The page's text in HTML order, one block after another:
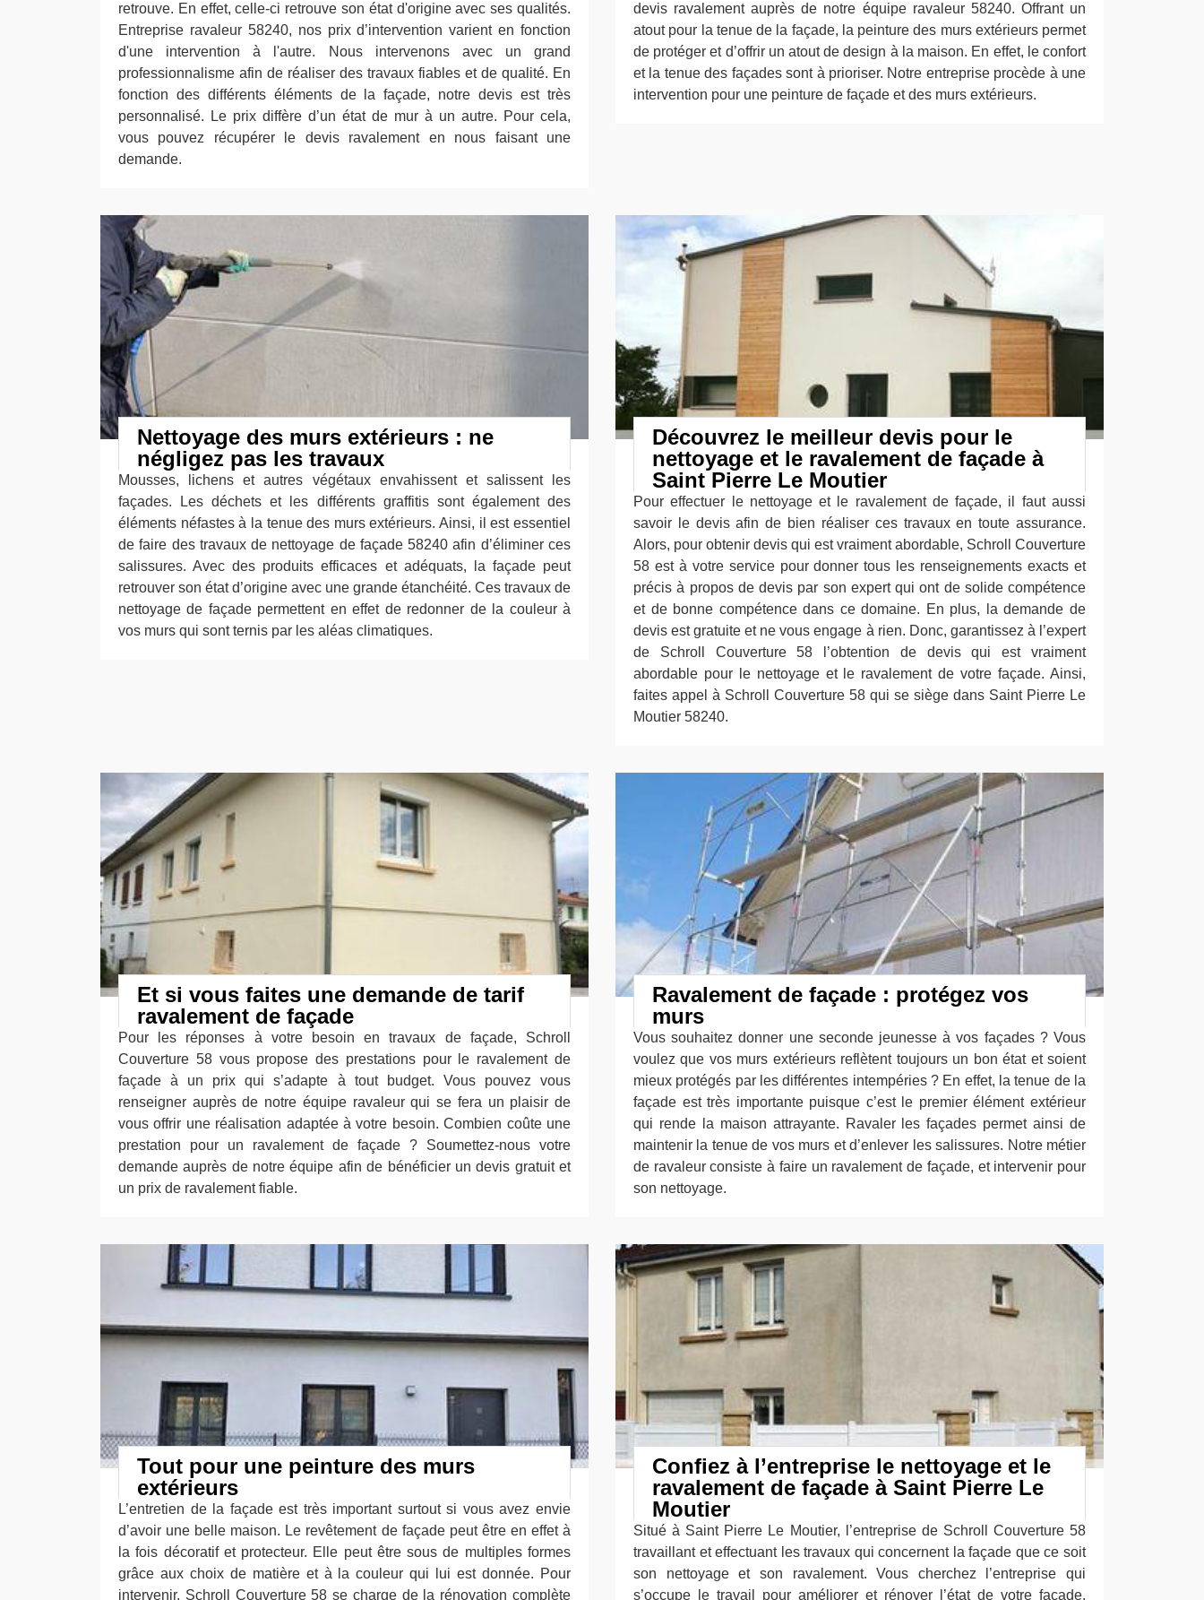
retrouve. En effet, celle-ci retrouve son état d'origine avec ses qualités.
Entreprise ravaleur 58240, nos prix d’intervention varient en fonction
d'une intervention à l'autre. Nous intervenons avec un grand
professionnalisme afin de réaliser des travaux fiables et de qualité. En
fonction des différents éléments de la façade, notre devis est très
personnalisé. Le prix diffère d’un état de mur à un autre. Pour cela,
vous pouvez récupérer le devis ravalement en nous faisant une
demande.
devis ravalement auprès de notre équipe ravaleur 58240. Offrant un
atout pour la tenue de la façade, la peinture des murs extérieurs permet
de protéger et d’offrir un atout de design à la maison. En effet, le confort
et la tenue des façades sont à prioriser. Notre entreprise procède à une
intervention pour une peinture de façade et des murs extérieurs.
Nettoyage des murs extérieurs : ne
négligez pas les travaux
Mousses, lichens et autres végétaux envahissent et salissent les
façades. Les déchets et les différents graffitis sont également des
éléments néfastes à la tenue des murs extérieurs. Ainsi, il est essentiel
de faire des travaux de nettoyage de façade 58240 afin d’éliminer ces
salissures. Avec des produits efficaces et adéquats, la façade peut
retrouver son état d’origine avec une grande étanchéité. Ces travaux de
nettoyage de façade permettent en effet de redonner de la couleur à
vos murs qui sont ternis par les aléas climatiques.
Découvrez le meilleur devis pour le
nettoyage et le ravalement de façade à
Saint Pierre Le Moutier
Pour effectuer le nettoyage et le ravalement de façade, il faut aussi
savoir le devis afin de bien réaliser ces travaux en toute assurance.
Alors, pour obtenir devis qui est vraiment abordable, Schroll Couverture
58 est à votre service pour donner tous les renseignements exacts et
précis à propos de devis par son expert qui ont de solide compétence
et de bonne compétence dans ce domaine. En plus, la demande de
devis est gratuite et ne vous engage à rien. Donc, garantissez à l’expert
de Schroll Couverture 58 l’obtention de devis qui est vraiment
abordable pour le nettoyage et le ravalement de votre façade. Ainsi,
faites appel à Schroll Couverture 58 qui se siège dans Saint Pierre Le
Moutier 58240.
Et si vous faites une demande de tarif
ravalement de façade
Pour les réponses à votre besoin en travaux de façade, Schroll
Couverture 58 vous propose des prestations pour le ravalement de
façade à un prix qui s’adapte à tout budget. Vous pouvez vous
renseigner auprès de notre équipe ravaleur qui se fera un plaisir de
vous offrir une réalisation adaptée à votre besoin. Combien coûte une
prestation pour un ravalement de façade ? Soumettez-nous votre
demande auprès de notre équipe afin de bénéficier un devis gratuit et
un prix de ravalement fiable.
Ravalement de façade : protégez vos
murs
Vous souhaitez donner une seconde jeunesse à vos façades ? Vous
voulez que vos murs extérieurs reflètent toujours un bon état et soient
mieux protégés par les différentes intempéries ? En effet, la tenue de la
façade est très importante puisque c’est le premier élément extérieur
qui rende la maison attrayante. Ravaler les façades permet ainsi de
maintenir la tenue de vos murs et d’enlever les salissures. Notre métier
de ravaleur consiste à faire un ravalement de façade, et intervenir pour
son nettoyage.
Tout pour une peinture des murs
extérieurs
L’entretien de la façade est très important surtout si vous avez envie
d’avoir une belle maison. Le revêtement de façade peut être en effet à
la fois décoratif et protecteur. Elle peut être sous de multiples formes
grâce aux choix de matière et à la couleur qui lui est donnée. Pour
intervenir, Schroll Couverture 58 se charge de la rénovation complète
Confiez à l’entreprise le nettoyage et le
ravalement de façade à Saint Pierre Le
Moutier
Situé à Saint Pierre Le Moutier, l’entreprise de Schroll Couverture 58
travaillant et effectuant les travaux qui concernent la façade que ce soit
son nettoyage et son ravalement. Vous cherchez l’entreprise qui
s’occupe le travail pour améliorer et rénover l’état de votre façade.